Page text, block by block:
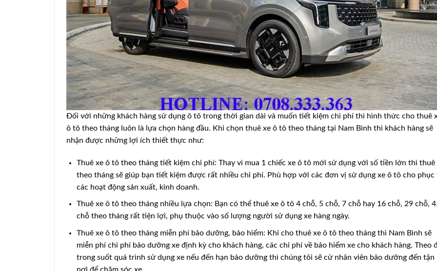
Đối với những khách hàng sử dụng ô tô trong thời gian dài và muốn tiết kiệm chi phí thì hình thức cho thuê
ô tô theo tháng luôn là lựa chọn hàng đầu. Khi chọn thuê xe ô tô theo tháng tại Nam Bình thì khách hàng sẽ
nhận được những lợi ích thiết thực như:
Thuê xe ô tô theo tháng tiết kiệm chi phí: Thay vì mua 1 chiếc xe ô tô mới sử dụng với số tiền lớn thì thuê
theo tháng sẽ giúp bạn tiết kiệm được rất nhiều chi phí. Phù hợp với các đơn vị sử dụng xe ô tô cho phục
các hoạt động sản xuất, kinh doanh.
Thuê xe ô tô theo tháng nhiều lựa chọn: Bạn có thể thuê xe ô tô 4 chỗ, 5 chỗ, 7 chỗ hay 16 chỗ, 29 chỗ,
chỗ theo tháng rất tiện lợi, phụ thuộc vào số lượng người sử dụng xe hàng ngày.
Thuê xe ô tô theo tháng miễn phí bảo dưỡng, bảo hiểm: Khi cho thuê xe ô tô theo tháng thì Nam Bình sẽ
miễn phí chi phí bảo dưỡng xe định kỳ cho khách hàng, các chi phí về bảo hiểm xe cho khách hàng. Theo
trong suốt quá trình sử dụng xe nếu đến hạn bảo dưỡng thì chúng tôi sẽ cử nhân viên bảo dưỡng đến tận